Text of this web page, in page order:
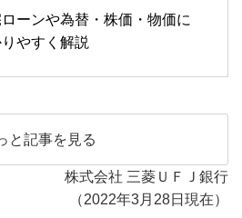
ーンや為替・株価・物価に
やすく解説
と記事を見る
株式会社 三菱ＵＦＪ銀行
（2022年3月28日現在）